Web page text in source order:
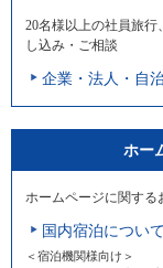
20名様以上の社員旅
し込み・ご相談
企業・法人・自
ホー
ホームページに関する
国内宿泊について
＜宿泊機関様向け＞